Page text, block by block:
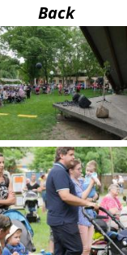
Back